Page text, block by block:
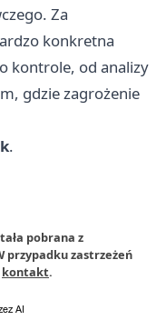
Za
konkretna
kontrole, od analizy
gdzie zagrożenie
.
pobrana z
przypadku zastrzeżeń
kontakt.